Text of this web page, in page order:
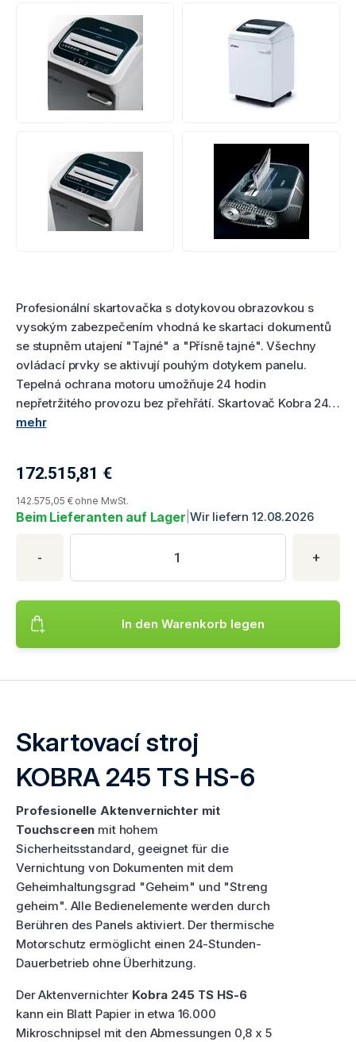
Profesionální skartovačka s dotykovou obrazovkou s
vysokým zabezpečením vhodná ke skartaci dokumentů
se stupněm utajení "Tajné" a "Přísně tajné". Všechny
ovládací prvky se aktivují pouhým dotykem panelu.
Tepelná ochrana motoru umožňuje 24 hodin
nepřetržitého provozu bez přehřátí. Skartovač Kobra 24…
mehr
172.515,81 €
Aktueller Produktpreis
142.575,05 € ohne MwSt.
Beim Lieferanten auf Lager Wir liefern 12.08.2026
Produktmenge
- +
Geben Sie die gewünschte Produktmenge ein.
In den Warenkorb legen
Fügt das Produkt hinzu Skartovací stroj KOBRA 245 TS HS-
Skartovací stroj
KOBRA 245 TS HS-6
Profesionelle Aktenvernichter mit
Touchscreen mit hohem
Sicherheitsstandard, geeignet für die
Vernichtung von Dokumenten mit dem
Geheimhaltungsgrad "Geheim" und "Streng
geheim". Alle Bedienelemente werden durch
Berühren des Panels aktiviert. Der thermische
Motorschutz ermöglicht einen 24-Stunden-
Dauerbetrieb ohne Überhitzung.
Der Aktenvernichter Kobra 245 TS HS-6
kann ein Blatt Papier in etwa 16.000
Mikroschnipsel mit den Abmessungen 0,8 x 5